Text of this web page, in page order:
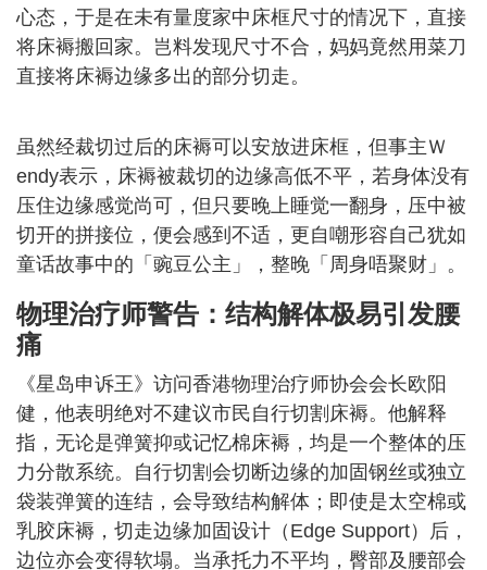
心态，于是在未有量度家中床框尺寸的情况下，直接
将床褥搬回家。岂料发现尺寸不合，妈妈竟然用菜刀
直接将床褥边缘多出的部分切走。
虽然经裁切过后的床褥可以安放进床框，但事主Ｗ
endy表示，床褥被裁切的边缘高低不平，若身体没有
压住边缘感觉尚可，但只要晚上睡觉一翻身，压中被
切开的拼接位，便会感到不适，更自嘲形容自己犹如
童话故事中的「豌豆公主」，整晚「周身唔聚财」。
物理治疗师警告：结构解体极易引发腰
痛
《星岛申诉王》访问香港物理治疗师协会会长欧阳
健，他表明绝对不建议市民自行切割床褥。他解释
指，无论是弹簧抑或记忆棉床褥，均是一个整体的压
力分散系统。自行切割会切断边缘的加固钢丝或独立
袋装弹簧的连结，会导致结构解体；即使是太空棉或
乳胶床褥，切走边缘加固设计（Edge Support）后，
边位亦会变得软塌。当承托力不平均，臀部及腰部会